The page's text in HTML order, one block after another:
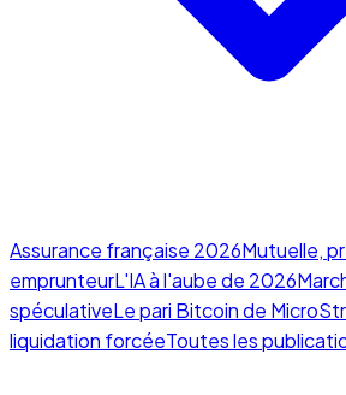
Assurance française 2026Mutuelle,
emprunteurL'IA à l'aube de 2026
spéculativeLe pari Bitcoin de
liquidation forcéeToutes les